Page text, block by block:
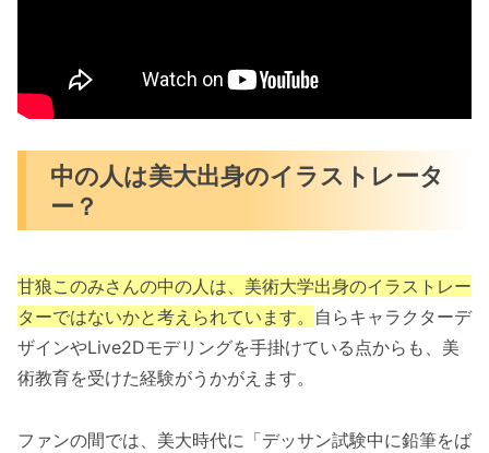
中の人は美大出身のイラストレータ
ー？
甘狼このみさんの中の人は、美術大学出身のイラストレー
ターではないかと考えられています。 自らキャラクターデ
ザインやLive2Dモデリングを手掛けている点からも、美
術教育を受けた経験がうかがえます。
ファンの間では、美大時代に「デッサン試験中に鉛筆をば